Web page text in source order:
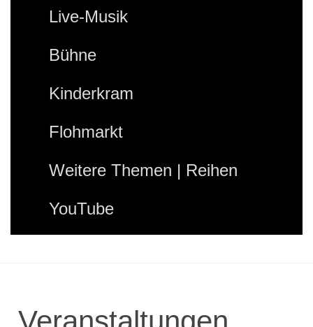
Live-Musik
Bühne
Kinderkram
Flohmarkt
Weitere Themen | Reihen
YouTube